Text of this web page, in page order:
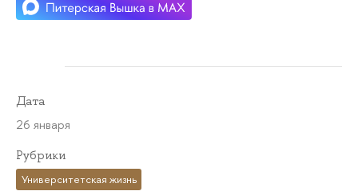
Дата
26 января
Рубрики
Университетская жизнь